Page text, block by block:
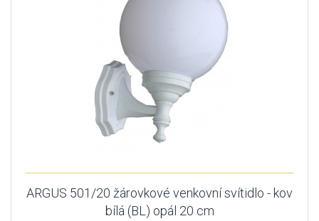
ARGUS 501/20 žárovkové venkovní svítidlo - kov
bílá (BL) opál 20 cm